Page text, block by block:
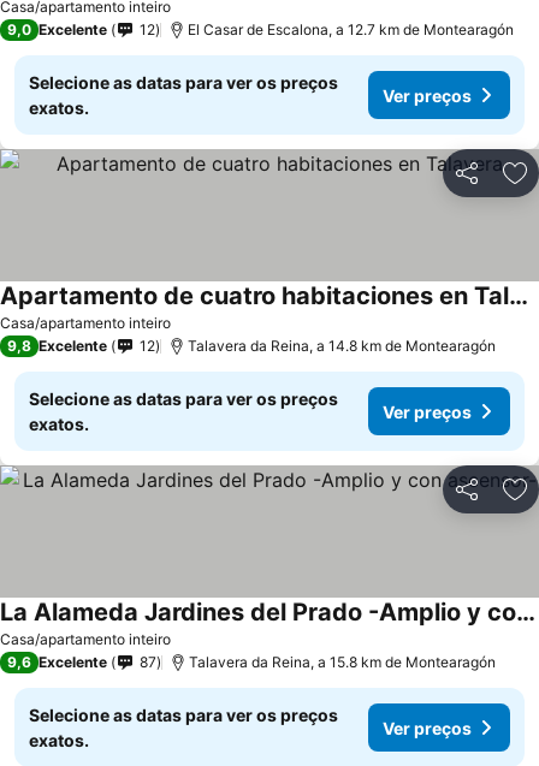
Casa/apartamento inteiro
9,0 Excelente 12 El Casar de Escalona, a 12.7 km de Montearagón
Selecione as datas para ver os preços
exatos.
Ver preços
Partilhar
Casa/apartamento inteiro
Apartamento de cuatro habitaciones en Talavera
9,8 Excelente 12 Talavera da Reina, a 14.8 km de Montearagón
Selecione as datas para ver os preços
exatos.
Ver preços
Partilhar
Casa/apartamento inteiro
La Alameda Jardines del Prado -Amplio y con ascensor-
9,6 Excelente 87 Talavera da Reina, a 15.8 km de Montearagón
Selecione as datas para ver os preços
exatos.
Ver preços